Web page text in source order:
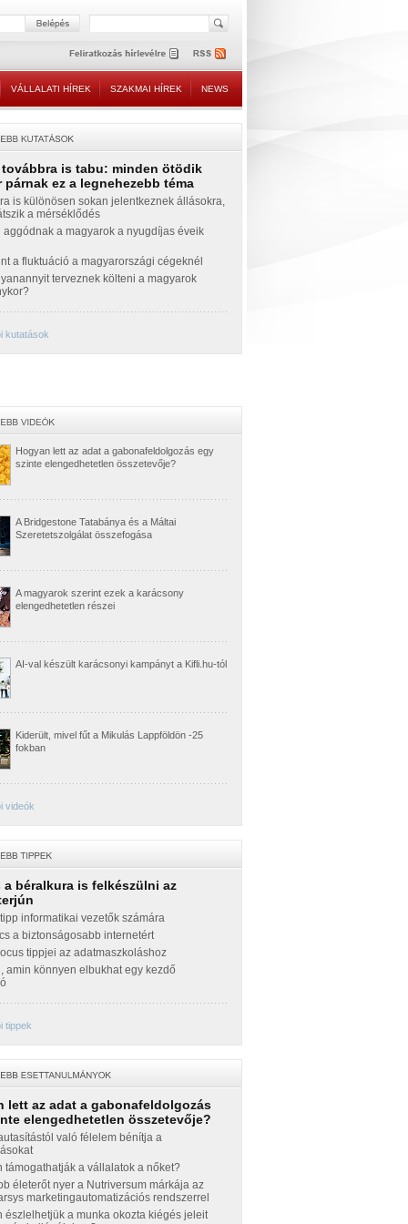
VÁLLALATI HÍREK SZAKMAI HÍREK NEWS
továbbra is tabu: minden ötödik
párnak ez a legnehezebb téma
is különösen sokan jelentkeznek állásokra,
a mérséklődés
aggódnak a magyarok a nyugdíjas éveik
a fluktuáció a magyarországi cégeknél
terveznek költeni a magyarok
kutatások
Hogyan lett az adat a gabonafeldolgozás egy
szinte elengedhetetlen összetevője?
A Bridgestone Tatabánya és a Máltai
Szeretetszolgálat összefogása
A magyarok szerint ezek a karácsony
elengedhetetlen részei
AI-val készült karácsonyi kampányt a Kifli.hu-tól
Kiderült, mivel fűt a Mikulás Lappföldön -25
fokban
videók
a béralkura is felkészülni az
informatikai vezetők számára
a biztonságosabb internetért
tippjei az adatmaszkoláshoz
amin könnyen elbukhat egy kezdő
tippek
lett az adat a gabonafeldolgozás
elengedhetetlen összetevője?
való félelem bénítja a
támogathatják a vállalatok a nőket?
életerőt nyer a Nutriversum márkája az
marketingautomatizációs rendszerrel
észlelhetjük a munka okozta kiégés jeleit